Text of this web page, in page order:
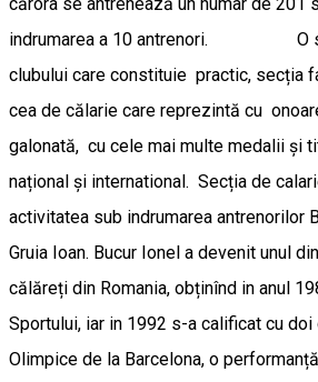
indrumarea a 10 antrenori. O
clubului care constituie practic, secția
cea de călarie care reprezintă cu
galonată, cu cele mai multe medalii și
național și international. Secția de
activitatea sub indrumarea antrenorilor
Gruia Ioan. Bucur Ionel a devenit unul
călăreți din Romania, obținînd in anul
Sportului, iar in 1992 s-a calificat cu
Olimpice de la Barcelona, o